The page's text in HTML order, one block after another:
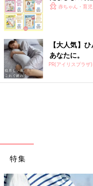
出典：Instagramアカウント「
っぷり入ったクリームも
赤ちゃん・育児
【大人気】
あなたに。
PR(アイリスプラザ)
特集